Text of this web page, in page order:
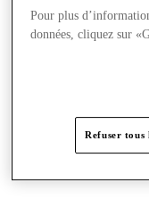
Pour plus
données, cliquez sur
Refuser tous